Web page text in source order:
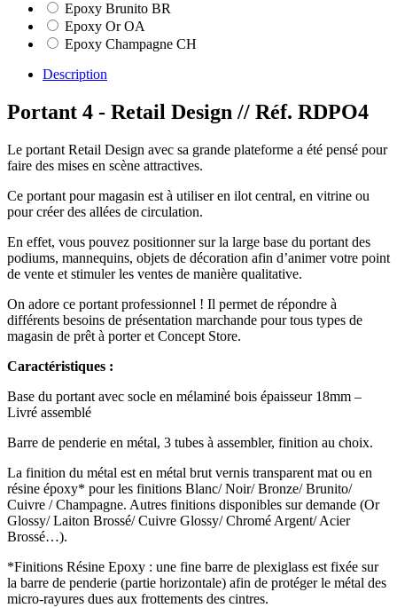
Epoxy Brunito BR
Epoxy Or OA
Epoxy Champagne CH
Description
Portant 4 - Retail Design // Réf. RDPO4
Le portant Retail Design avec sa grande plateforme a été pensé pour
faire des mises en scène attractives.
Ce portant pour magasin est à utiliser en ilot central, en vitrine ou
pour créer des allées de circulation.
En effet, vous pouvez positionner sur la large base du portant des
podiums, mannequins, objets de décoration afin d’animer votre point
de vente et stimuler les ventes de manière qualitative.
On adore ce portant professionnel ! Il permet de répondre à
différents besoins de présentation marchande pour tous types de
magasin de prêt à porter et Concept Store.
Caractéristiques :
Base du portant avec socle en mélaminé bois épaisseur 18mm –
Livré assemblé
Barre de penderie en métal, 3 tubes à assembler, finition au choix.
La finition du métal est en métal brut vernis transparent mat ou en
résine époxy* pour les finitions Blanc/ Noir/ Bronze/ Brunito/
Cuivre / Champagne. Autres finitions disponibles sur demande (Or
Glossy/ Laiton Brossé/ Cuivre Glossy/ Chromé Argent/ Acier
Brossé…).
*Finitions Résine Epoxy : une fine barre de plexiglass est fixée sur
la barre de penderie (partie horizontale) afin de protéger le métal des
micro-rayures dues aux frottements des cintres.